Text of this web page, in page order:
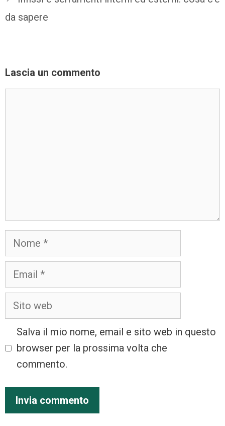
da sapere
Lascia un commento
Salva il mio nome, email e sito web in questo
browser per la prossima volta che
commento.